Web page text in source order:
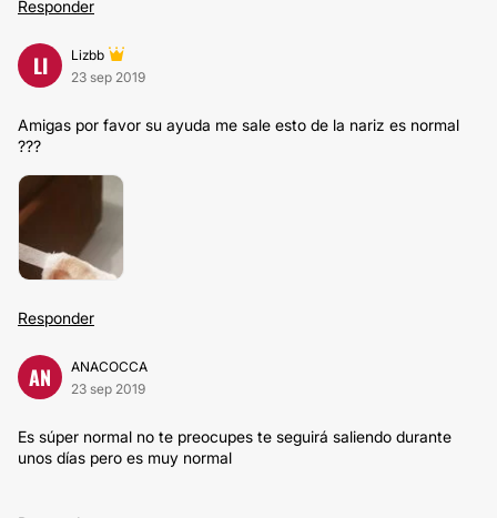
Responder
LI
Lizbb
23 sep 2019
Amigas por favor su ayuda me sale esto de la nariz es normal
???
Responder
AN
ANACOCCA
23 sep 2019
Es súper normal no te preocupes te seguirá saliendo durante
unos días pero es muy normal